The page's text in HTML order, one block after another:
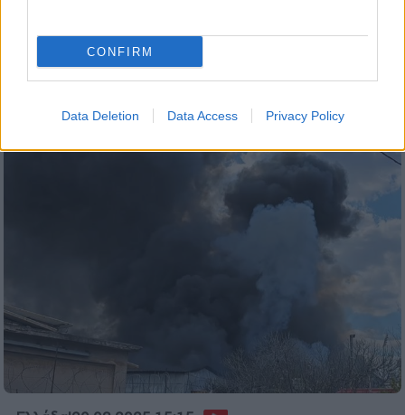
CONFIRM
Data Deletion Data Access Privacy Policy
Ο Manuel Maria Trindade έκανε το
ντεμπούτο του σαν ταυρομάχος στο Campo
Pequeno της Λισσαβόνας